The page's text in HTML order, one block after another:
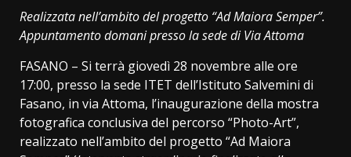
Realizzata nell’ambito del progetto “Ad Maiora Semper”.
Appuntamento domani presso la sede di Via Attoma
FASANO – Si terrà giovedì 28 novembre alle ore
17:00, presso la sede ITET dell’Istituto Salvemini di
Fasano, in via Attoma, l’inaugurazione della mostra
fotografica conclusiva del percorso “Photo-Art”,
realizzato nell’ambito del progetto “Ad Maiora